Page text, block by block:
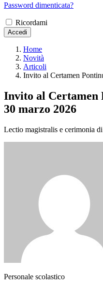
Password dimenticata?
Ricordami
Accedi
Home
Novità
Articoli
Invito al Certamen
Invito al Certamen
30 marzo 2026
Lectio magistralis e cerimonia
Personale scolastico